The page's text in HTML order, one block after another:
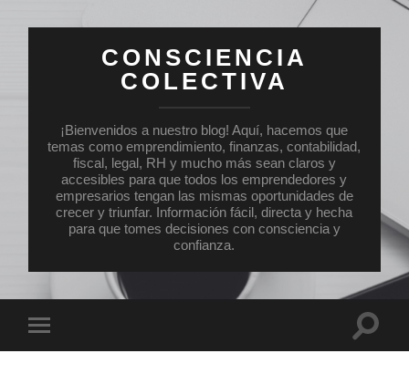
CONSCIENCIA
COLECTIVA
¡Bienvenidos a nuestro blog! Aquí, hacemos que
temas como emprendimiento, finanzas, contabilidad,
fiscal, legal, RH y mucho más sean claros y
accesibles para que todos los emprendedores y
empresarios tengan las mismas oportunidades de
crecer y triunfar. Información fácil, directa y hecha
para que tomes decisiones con consciencia y
confianza.
el